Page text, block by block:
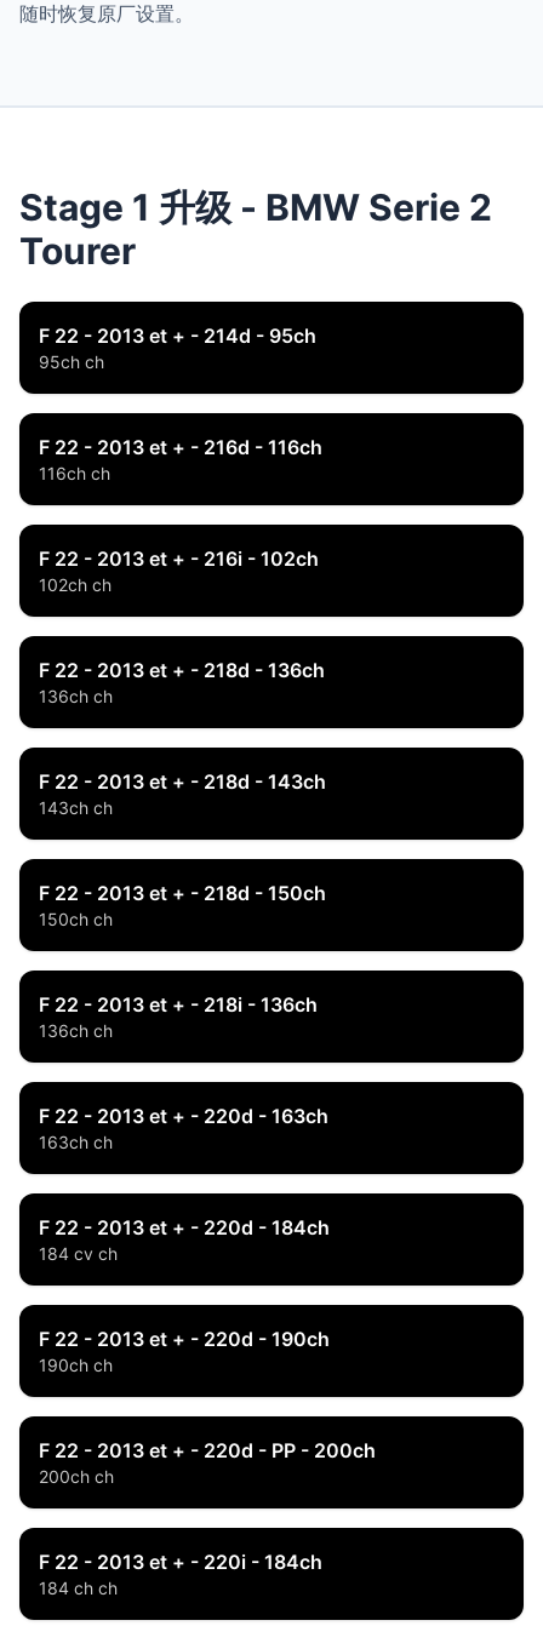
随时恢复原厂设置。
Stage 1 升级 - BMW Serie 2
Tourer
F 22 - 2013 et + - 214d - 95ch
95ch ch
F 22 - 2013 et + - 216d - 116ch
116ch ch
F 22 - 2013 et + - 216i - 102ch
102ch ch
F 22 - 2013 et + - 218d - 136ch
136ch ch
F 22 - 2013 et + - 218d - 143ch
143ch ch
F 22 - 2013 et + - 218d - 150ch
150ch ch
F 22 - 2013 et + - 218i - 136ch
136ch ch
F 22 - 2013 et + - 220d - 163ch
163ch ch
F 22 - 2013 et + - 220d - 184ch
184 cv ch
F 22 - 2013 et + - 220d - 190ch
190ch ch
F 22 - 2013 et + - 220d - PP - 200ch
200ch ch
F 22 - 2013 et + - 220i - 184ch
184 ch ch